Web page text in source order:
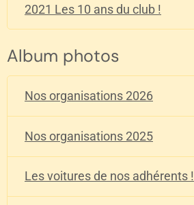
2021 Les 10 ans du club !
Album photos
Nos organisations 2026
Nos organisations 2025
Les voitures de nos adhérents !